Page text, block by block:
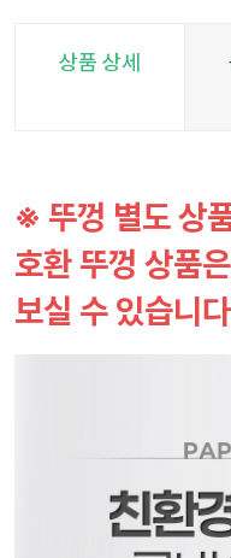
상품 상세
※ 뚜껑 별도 상
호환 뚜껑 상품
보실 수 있습니